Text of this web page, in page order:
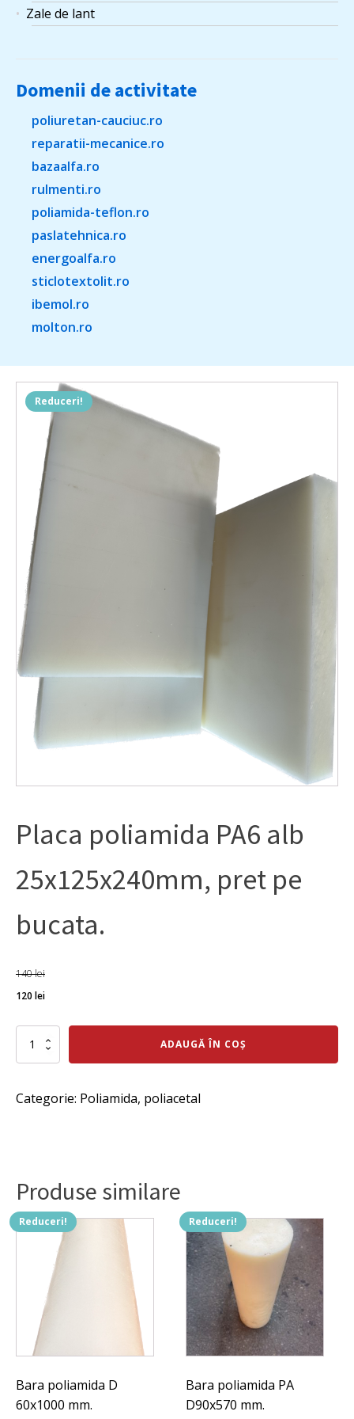
Zale de lant
Domenii de activitate
poliuretan-cauciuc.ro
reparatii-mecanice.ro
bazaalfa.ro
rulmenti.ro
poliamida-teflon.ro
paslatehnica.ro
energoalfa.ro
sticlotextolit.ro
ibemol.ro
molton.ro
Reduceri!
Placa poliamida PA6 alb
25x125x240mm, pret pe
bucata.
140lei
Prețul
fost:
140 lei.
120 leiPrețul
este:
120 lei.
Cantitate
alb
ADAUGĂ ÎN COȘ
Categorie: Poliamida, poliacetal
Produse similare
Reduceri!
Bara poliamida D
60x1000 mm.
Reduceri!
Bara poliamida PA
D90x570 mm.